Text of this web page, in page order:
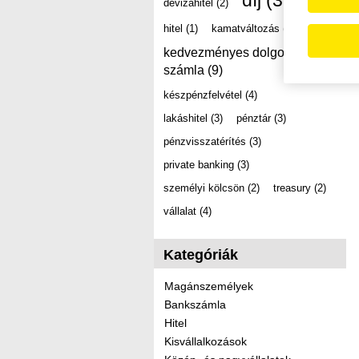
devizahitel (2)
hitel (1) kamatváltozás (2)
kedvezményes dolgozói
számla (9)
készpénzfelvétel (4)
lakáshitel (3) pénztár (3)
pénzvisszatérítés (3)
private banking (3)
személyi kölcsön (2) treasury (2)
vállalat (4)
Kategóriák
Magánszemélyek
Bankszámla
Hitel
Kisvállalkozások